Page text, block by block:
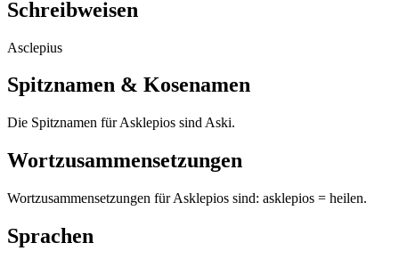
Schreibweisen
Asclepius
Spitznamen & Kosenamen
Die Spitznamen für Asklepios sind Aski.
Wortzusammensetzungen
Wortzusammensetzungen für Asklepios sind: asklepios = heilen.
Sprachen